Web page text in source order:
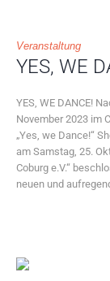
Veranstaltung
YES, WE
YES, WE DANCE!
November 2023 im
„Yes, we Dance!“
am Samstag, 25.
Coburg e.V.“
neuen und